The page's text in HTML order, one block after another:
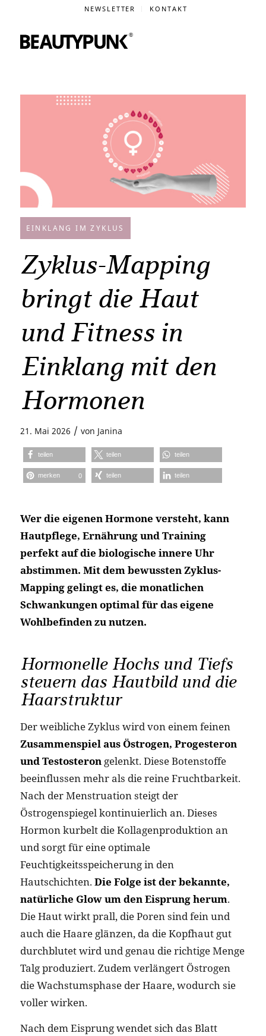
NEWSLETTER KONTAKT
EINKLANG IM ZYKLUS
Zyklus-Mapping
bringt die Haut
und Fitness in
Einklang mit den
Hormonen
21. Mai 2026 / von Janina
teilen teilen teilen
merken 0 teilen teilen
Wer die eigenen Hormone versteht, kann
Hautpflege, Ernährung und Training
perfekt auf die biologische innere Uhr
abstimmen. Mit dem bewussten Zyklus-
Mapping gelingt es, die monatlichen
Schwankungen optimal für das eigene
Wohlbefinden zu nutzen.
Hormonelle Hochs und Tiefs
steuern das Hautbild und die
Haarstruktur
Der weibliche Zyklus wird von einem feinen
Zusammenspiel aus Östrogen, Progesteron
und Testosterongelenkt. Diese Botenstoffe
beeinflussen mehr als die reine Fruchtbarkeit.
Nach der Menstruation steigt der
Östrogenspiegel kontinuierlich an. Dieses
Hormon kurbelt die Kollagenproduktion an
und sorgt für eine optimale
Feuchtigkeitsspeicherung in den
Hautschichten. Die Folge ist der bekannte,
natürliche Glow um den Eisprung herum.
Die Haut wirkt prall, die Poren sind fein und
auch die Haare glänzen, da die Kopfhaut gut
durchblutet wird und genau die richtige Menge
Talg produziert. Zudem verlängert Östrogen
die Wachstumsphase der Haare, wodurch sie
voller wirken.
Nach dem Eisprung wendet sich das Blatt